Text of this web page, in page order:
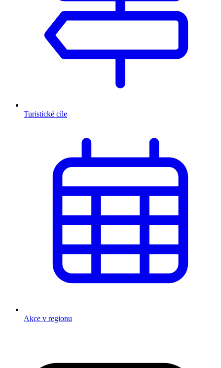
Turistické cíle
Akce v regionu